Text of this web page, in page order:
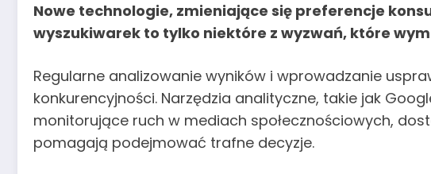
Nowe technologie, zmieniające się preferencje
wyszukiwarek to tylko niektóre z wyzwań, które
Regularne analizowanie wyników i wprowadzanie
konkurencyjności. Narzędzia analityczne, takie jak
monitorujące ruch w mediach społecznościowych,
pomagają podejmować trafne decyzje.